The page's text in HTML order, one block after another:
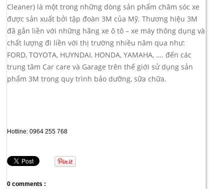
Cleaner) là một trong những dòng sản phẩm chăm sóc xe
được sản xuất bởi tập đoàn 3M của Mỹ. Thương hiệu 3M
đã gắn liền với những hãng xe ô tô – xe máy thông dụng và
chất lượng đi liền với thị trường nhiều năm qua như:
FORD, TOYOTA, HUYNDAI, HONDA, YAMAHA, …. đến các
trung tâm Car care và Garage trên thế giới sử dụng sản
phẩm 3M trong quy trình bảo dưỡng, sữa chữa.
Hotline: 0964 255 768
0 comments :